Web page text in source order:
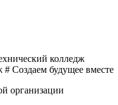
# Создаем будущее вместе
организации